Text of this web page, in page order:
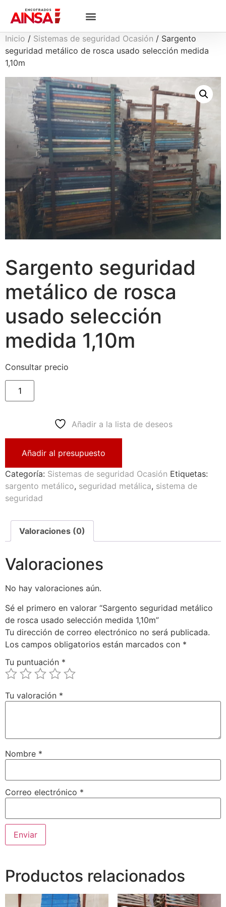
Inicio / Sistemas de seguridad Ocasión / Sargento
seguridad metálico de rosca usado selección medida
1,10m
Sargento seguridad
metálico de rosca
usado selección
medida 1,10m
Consultar precio
Añadir a la lista de deseos
Añadir al presupuesto
Categoría: Sistemas de seguridad Ocasión Etiquetas:
sargento metálico, seguridad metálica, sistema de
seguridad
Valoraciones (0)
Valoraciones
No hay valoraciones aún.
Sé el primero en valorar “Sargento seguridad metálico
de rosca usado selección medida 1,10m”
Tu dirección de correo electrónico no será publicada.
Los campos obligatorios están marcados con *
Tu puntuación *
Tu valoración *
Nombre *
Correo electrónico *
Productos relacionados